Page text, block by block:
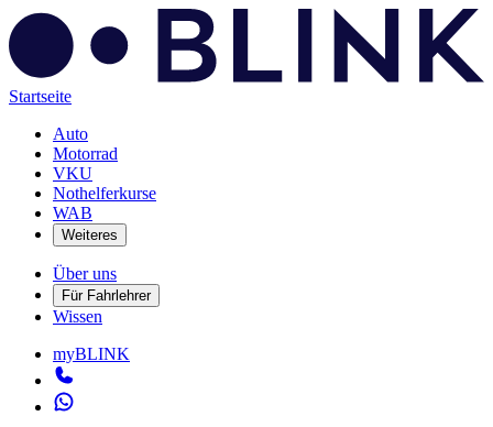
Startseite
Auto
Motorrad
VKU
Nothelferkurse
WAB
Weiteres
Über uns
Für Fahrlehrer
Wissen
myBLINK